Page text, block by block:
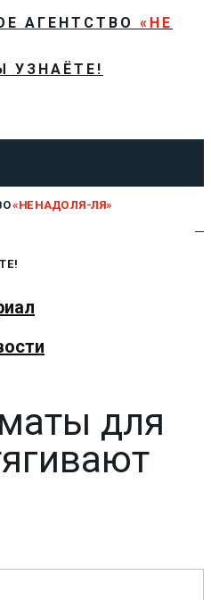
АГЕНТСТВО «НЕ
УЗНАЁТЕ!
«НЕ НАДО ЛЯ-ЛЯ»
для